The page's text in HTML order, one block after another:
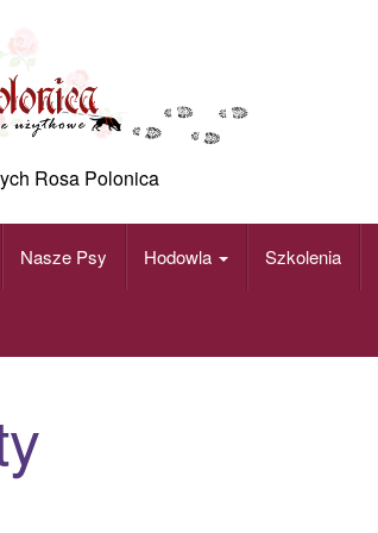
Rosa Polonica
Nasze Psy Hodowla Szkolenia